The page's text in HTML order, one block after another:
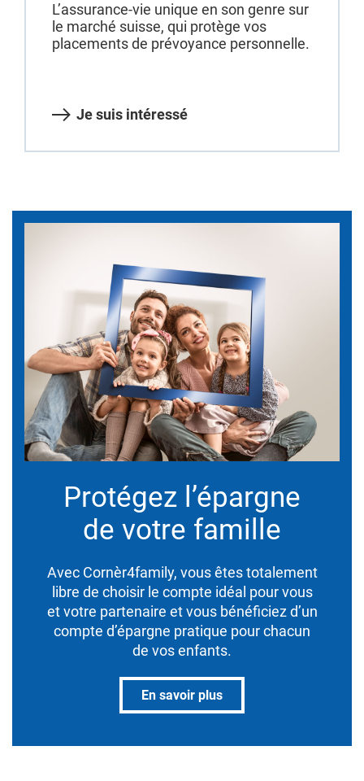
L’assurance-vie unique en son genre sur
le marché suisse, qui protège vos
placements de prévoyance personnelle.
Je suis intéressé
Protégez l’épargne
de votre famille
Avec Cornèr4family, vous êtes totalement
libre de choisir le compte idéal pour vous
et votre partenaire et vous bénéficiez d’un
compte d’épargne pratique pour chacun
de vos enfants.
En savoir plus